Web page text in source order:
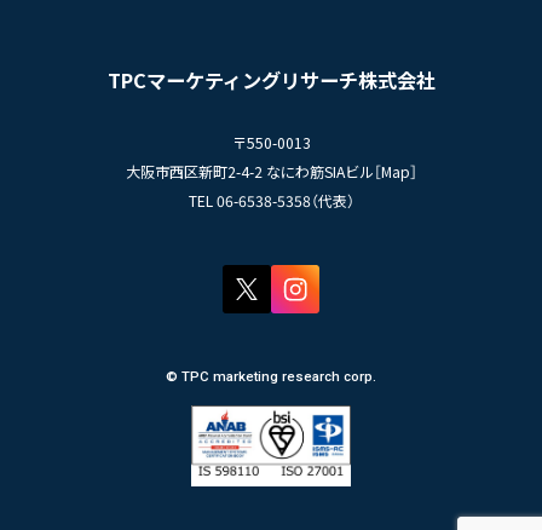
TPCマーケティングリサーチ株式会社
〒550-0013
大阪市西区新町2-4-2 なにわ筋SIAビル［Map］
TEL 06-6538-5358（代表）
© TPC marketing research corp.
プライバシーポリシー